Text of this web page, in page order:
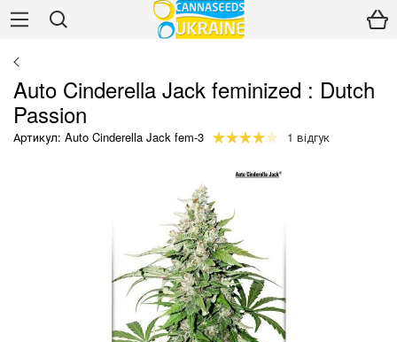
Auto Cinderella Jack feminized : Dutch
Passion
Артикул: Auto Cinderella Jack fem-3 1 відгук